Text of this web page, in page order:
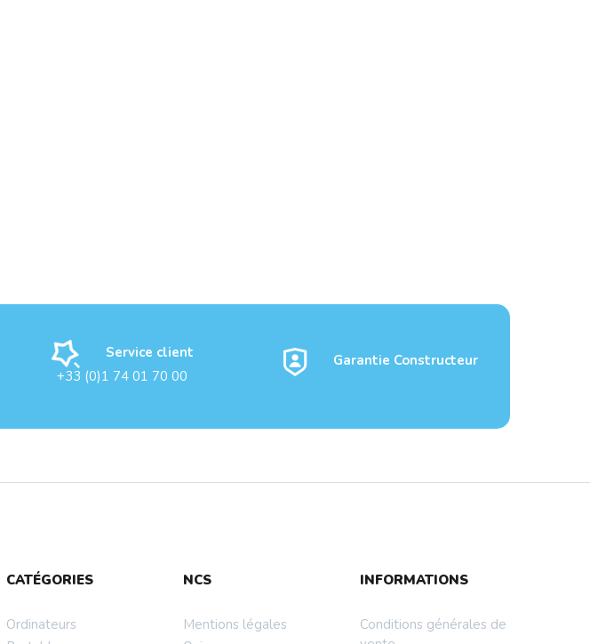
Service client
+33 (0)1 74 01 70 00
Garantie Constructeur
CATÉGORIES
Ordinateurs
NCS
Mentions légales
INFORMATIONS
Conditions générales de